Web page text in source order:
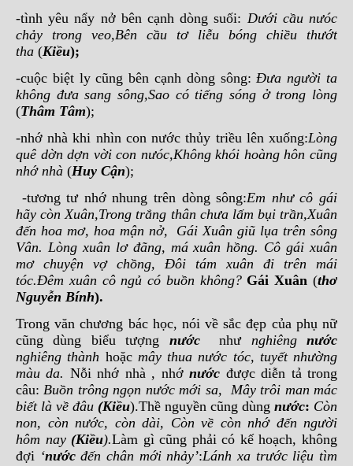
-tình yêu nẩy nở bên cạnh dòng suối: Dưới cầu nưóc
chảy trong veo,Bên cầu tơ liễu bóng chiều thướt
tha (Kiều);
-cuộc biệt ly cũng bên cạnh dòng sông:Đưa người ta
không đưa sang sông,Sao có tiếng sóng ở trong lòng
(Thâm Tâm);
-nhớ nhà khi nhìn con nước thủy triều lên xuống:Lòng
quê dờn dợn vời con nưóc,Không khói hoàng hôn cũng
nhớ nhà (Huy Cận);
-tương tư nhớ nhung trên dòng sông:Em như cô gái
hãy còn Xuân,Trong trắng thân chưa lấm bụi trần,Xuân
đến hoa mơ, hoa mận nở, Gái Xuân giũ lụa trên sông
Vân. Lòng xuân lơ đãng, má xuân hồng. Cô gái xuân
mơ chuyện vợ chồng, Đôi tám xuân đi trên mái
tóc.Đêm xuân cô ngủ có buồn không? Gái Xuân(thơ
Nguyễn Bính).
Trong văn chương bác học, nói về sắc đẹp của phụ nữ
cũng dùng biểu tượng nướcnhư nghiêng nước
nghiêng thành hoặc mây thua nước tóc, tuyết nhường
màu da. Nỗi nhớ nhà , nhớnước được diễn tả trong
câu:Buồn trông ngọn nước mới sa, Mây trôi man mác
biết là về đâu (Kiều).Thề nguyền cũng dùng nước: Còn
non, còn nước, còn dài, Còn về còn nhớ đến người
hôm nay (Kiều).Làm gì cũng phải có kế hoạch, không
đợi ‘nướcđến chân mới nhảy’:Lánh xa trước liệu tìm